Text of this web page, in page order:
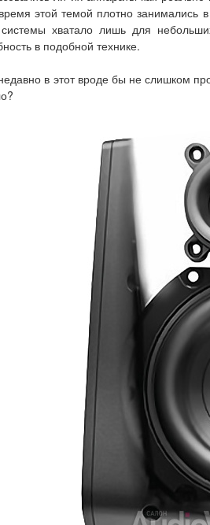
этой темой плотно занимались
системы хватало лишь для
в подобной технике.
в этот вроде бы не слишком